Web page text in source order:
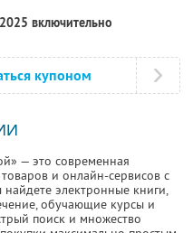
включительно
купоном
— это современная
и онлайн-сервисов с
электронные книги,
обучающие курсы и
поиск и множество